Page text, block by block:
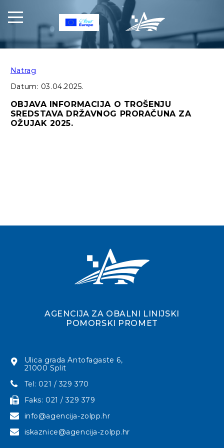
Natrag
Datum: 03.04.2025.
OBJAVA INFORMACIJA O TROŠENJU
SREDSTAVA DRŽAVNOG PRORAČUNA ZA
OŽUJAK 2025.
AGENCIJA ZA OBALNI LINIJSKI
POMORSKI PROMET
Ulica grada Antofagaste 6,
21000 Split
Tel: 021 / 329 370
Faks: 021 / 329 379
info@agencija-zolpp.hr
iskaznice@agencija-zolpp.hr